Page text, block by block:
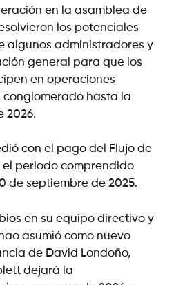
en la asamblea de
los potenciales
algunos administradores y
general para que los
en operaciones
hasta la
2026.
con el pago del Flujo de
periodo comprendido
de septiembre de 2025.
en su equipo directivo y
asumió como nuevo
de David Londoño,
dejará la